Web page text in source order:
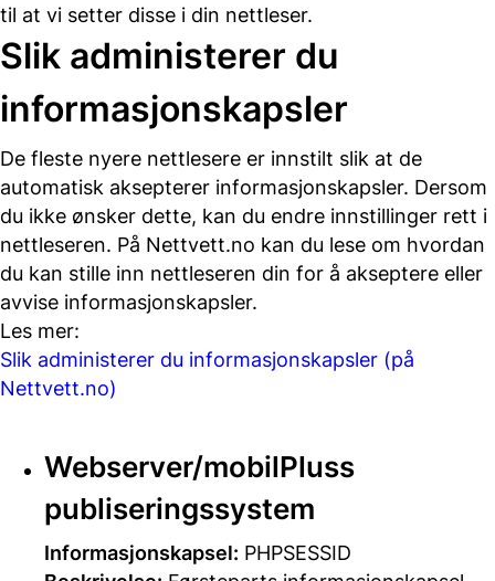
til at vi setter disse i din nettleser.
Slik administerer du
informasjonskapsler
De fleste nyere nettlesere er innstilt slik at de
automatisk aksepterer informasjonskapsler. Dersom
du ikke ønsker dette, kan du endre innstillinger rett i
nettleseren. På Nettvett.no kan du lese om hvordan
du kan stille inn nettleseren din for å akseptere eller
avvise informasjonskapsler.
Les mer:
Slik administerer du informasjonskapsler (på
Nettvett.no)
Webserver/mobilPluss
publiseringssystem
Informasjonskapsel: PHPSESSID